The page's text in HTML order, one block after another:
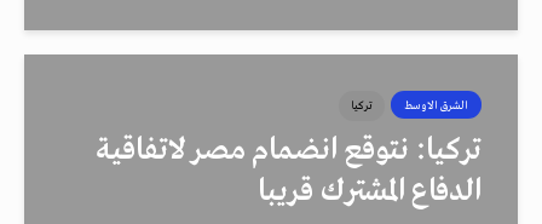
الشرق الاوسط تركيا
تركيا: نتوقع انضمام مصر لاتفاقية
الدفاع المشترك قريبا